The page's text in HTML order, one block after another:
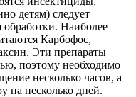
детям) следует
Наиболее
Карбофос,
Эти препараты
поэтому необходимо
несколько часов, а
на несколько дней.